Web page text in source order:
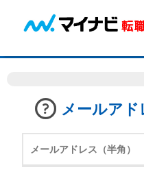
メールアド